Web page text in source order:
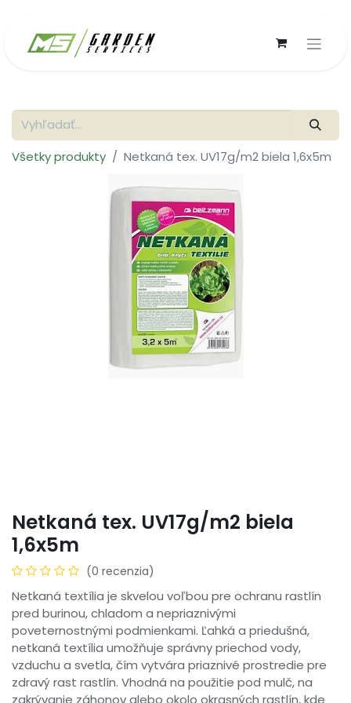
Všetky produkty Netkaná tex. UV17g/m2 biela 1,6x5m
Netkaná tex. UV17g/m2 biela
1,6x5m
(0 recenzia)
Netkaná textília je skvelou voľbou pre ochranu rastlín
pred burinou, chladom a nepriaznivými
poveternostnými podmienkami. Ľahká a priedušná,
netkaná textília umožňuje správny priechod vody,
vzduchu a svetla, čím vytvára priaznivé prostredie pre
zdravý rast rastlín. Vhodná na použitie pod mulč, na
zakrývanie záhonov alebo okolo okrasných rastlín, kde